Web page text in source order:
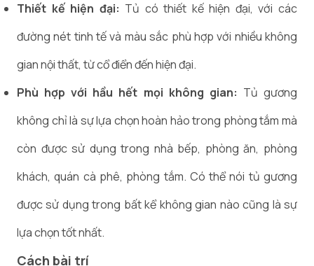
Thiết kế hiện đại: Tủ có thiết kế hiện đại, với các
đường nét tinh tế và màu sắc phù hợp với nhiều không
gian nội thất, từ cổ điển đến hiện đại.
Phù hợp với hầu hết mọi không gian: Tủ gương
không chỉ là sự lựa chọn hoàn hảo trong phòng tắm mà
còn được sử dụng trong nhà bếp, phòng ăn, phòng
khách, quán cà phê, phòng tắm. Có thể nói tủ gương
được sử dụng trong bất kể không gian nào cũng là sự
lựa chọn tốt nhất.
Cách bài trí